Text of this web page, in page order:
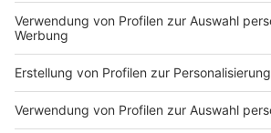
sammeln. Bitte lesen
Details durch und
Nutzung des Service zu,
Video anzusehen.
Mehr Informationen
Einer der gefühlvollsten Songs des